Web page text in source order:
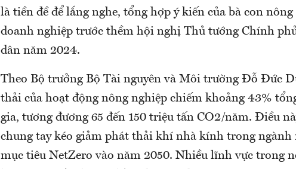
là tiền đề để lắng nghe, tổng hợp ý kiến của bà con nông
doanh nghiệp trước thềm hội nghị Thủ tướng Chính
dân năm 2024.
Theo Bộ trưởng Bộ Tài nguyên và Môi trường Đỗ Đức
thải của hoạt động nông nghiệp chiếm khoảng 43%
gia, tương đương 65 đến 150 triệu tấn CO2/năm. Điều
chung tay kéo giảm phát thải khí nhà kính trong ngành
mục tiêu NetZero vào năm 2050. Nhiều lĩnh vực trong